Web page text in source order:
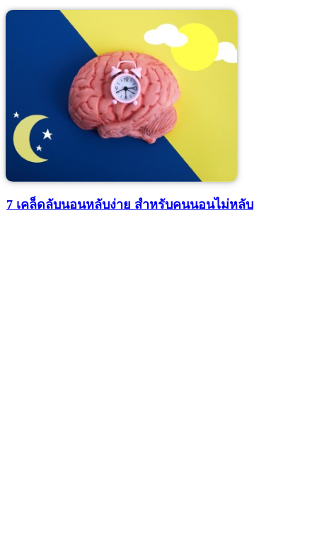
7 เคล็ดลับนอนหลับง่าย สำหรับคนนอนไม่หลับ